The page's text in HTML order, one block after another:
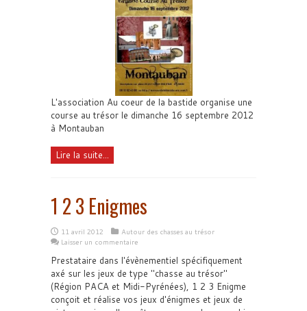
L'association Au coeur de la bastide organise une
course au trésor le dimanche 16 septembre 2012
à Montauban
Lire la suite...
1 2 3 Enigmes
11 avril 2012
Autour des chasses au trésor
Laisser un commentaire
Prestataire dans l'évènementiel spécifiquement
axé sur les jeux de type "chasse au trésor"
(Région PACA et Midi-Pyrénées), 1 2 3 Enigme
conçoit et réalise vos jeux d'énigmes et jeux de